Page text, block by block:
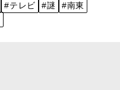
#テレビ #謎
#南東